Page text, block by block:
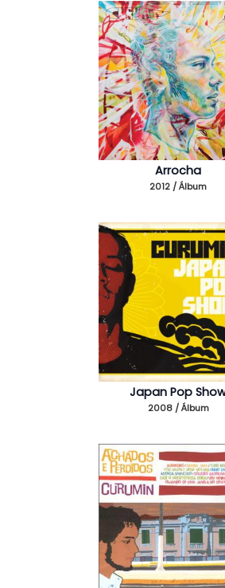
Arrocha
2012 / Álbum
Japan Pop
2008 / Álbum